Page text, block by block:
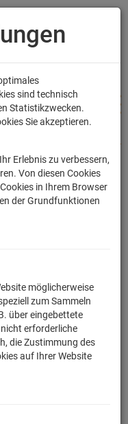
ANMELDEN
Füllung
sind technisch
Statistikzwecken.
Sie akzeptieren.
Erlebnis zu verbessern,
Von diesen Cookies
in Ihrem Browser
der Grundfunktionen
möglicherweise
zum Sammeln
über eingebettete
erforderliche
die Zustimmung des
auf Ihrer Website